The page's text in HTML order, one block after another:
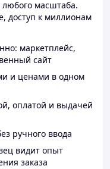
масштаба.
доступ к миллионам
маркетплейс,
сайт
и ценами в одном
оплатой и выдачей
ручного ввода
видит опыт
заказа